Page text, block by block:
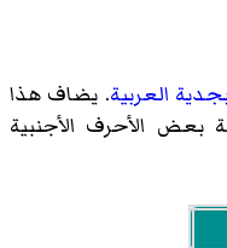
العربية. يضاف هذا
بعض الأحرف الأجنبية